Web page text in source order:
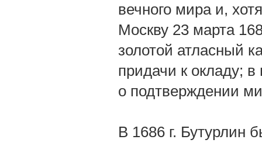
вечного мира и,
Москву 23 марта
золотой атласный
придачи к окладу; в
о подтверждении
В 1686 г. Бутурлин